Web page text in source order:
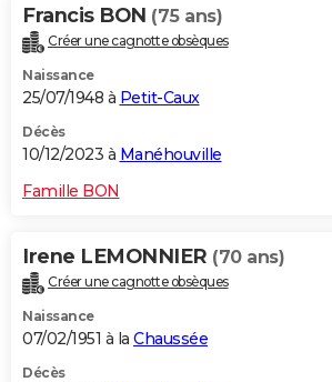
Francis BON (75 ans)
Créer une cagnotte obsèques
Naissance
25/07/1948 à Petit-Caux
Décès
10/12/2023 à Manéhouville
Famille BON
Irene LEMONNIER (70 ans)
Créer une cagnotte obsèques
Naissance
07/02/1951 à la Chaussée
Décès